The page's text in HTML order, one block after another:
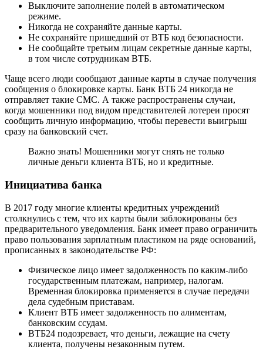
Выключите заполнение полей в автоматическом
режиме.
Никогда не сохраняйте данные карты.
Не сохраняйте пришедший от ВТБ код безопасности.
Не сообщайте третьим лицам секретные данные карты,
в том числе сотрудникам ВТБ.
Чаще всего люди сообщают данные карты в случае получения
сообщения о блокировке карты. Банк ВТБ 24 никогда не
отправляет такие СМС. А также распространены случаи,
когда мошенники под видом представителей лотереи просят
сообщить личную информацию, чтобы перевести выигрыш
сразу на банковский счет.
Важно знать! Мошенники могут снять не только
личные деньги клиента ВТБ, но и кредитные.
Инициатива банка
В 2017 году многие клиенты кредитных учреждений
столкнулись с тем, что их карты были заблокированы без
предварительного уведомления. Банк имеет право ограничить
право пользования зарплатным пластиком на ряде оснований,
прописанных в законодательстве РФ:
Физическое лицо имеет задолженность по каким-либо
государственным платежам, например, налогам.
Временная блокировка применяется в случае передачи
дела судебным приставам.
Клиент ВТБ имеет задолженность по алиментам,
банковским ссудам.
ВТБ24 подозревает, что деньги, лежащие на счету
клиента, получены незаконным путем.